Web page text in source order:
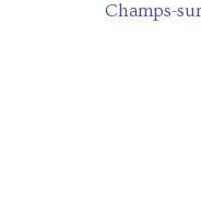
Champs-